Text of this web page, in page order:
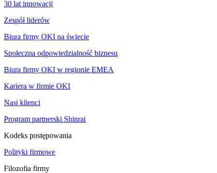
30 lat innowacji
Zespół liderów
Biura firmy OKI na świecie
Społeczna odpowiedzialność biznesu
Biura firmy OKI w regionie EMEA
Kariera w firmie OKI
Nasi klienci
Program partnerski Shinrai
Kodeks postępowania
Polityki firmowe
Filozofia firmy